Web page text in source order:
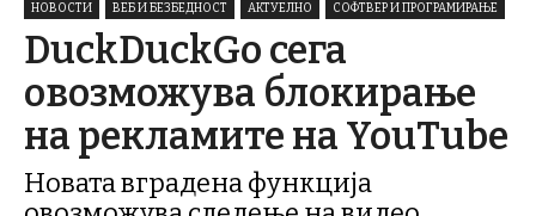
НОВОСТИ ВЕБ И БЕЗБЕДНОСТ АКТУЕЛНО СОФТВЕР И ПРОГРАМИРАЊЕ
DuckDuckGo сега
овозможува блокирање
на рекламите на YouTube
Новата вградена функција